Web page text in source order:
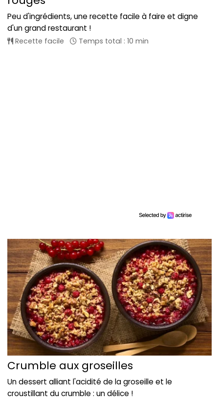
Peu d'ingrédients, une recette facile à faire et digne
d'un grand restaurant !
Recette facile Temps total : 10 min
Crumble aux groseilles
Un dessert alliant l'acidité de la groseille et le
croustillant du crumble : un délice !